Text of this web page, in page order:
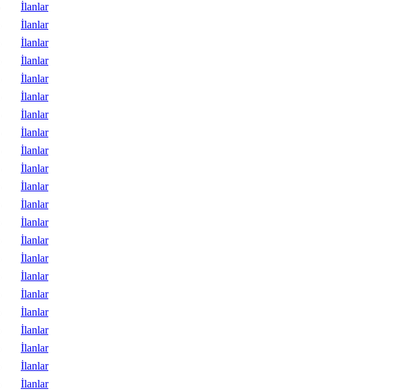
İlanlar
İlanlar
İlanlar
İlanlar
İlanlar
İlanlar
İlanlar
İlanlar
İlanlar
İlanlar
İlanlar
İlanlar
İlanlar
İlanlar
İlanlar
İlanlar
İlanlar
İlanlar
İlanlar
İlanlar
İlanlar
İlanlar